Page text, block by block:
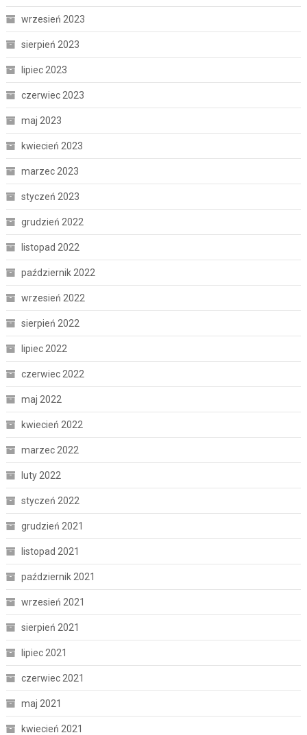
wrzesień 2023
sierpień 2023
lipiec 2023
czerwiec 2023
maj 2023
kwiecień 2023
marzec 2023
styczeń 2023
grudzień 2022
listopad 2022
październik 2022
wrzesień 2022
sierpień 2022
lipiec 2022
czerwiec 2022
maj 2022
kwiecień 2022
marzec 2022
luty 2022
styczeń 2022
grudzień 2021
listopad 2021
październik 2021
wrzesień 2021
sierpień 2021
lipiec 2021
czerwiec 2021
maj 2021
kwiecień 2021